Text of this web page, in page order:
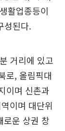
활업종등이
성된다.
거리에 있고
로, 올림픽대
이며 신촌과
이며 대단위
로운 상권 창